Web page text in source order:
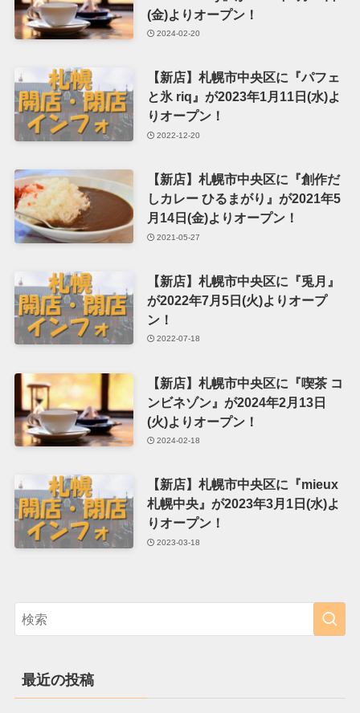
(金)よりオープン！
2024-02-20
【新店】札幌市中央区に『パフェ
と氷 riq』が2023年1月11日(水)よ
りオープン！
2022-12-20
【新店】札幌市中央区に『創作だ
しカレー ひるまがり』が2021年5
月14日(金)よりオープン！
2021-05-27
【新店】札幌市中央区に『兎月』
が2022年7月5日(火)よりオープ
ン！
2022-07-18
【新店】札幌市中央区に『喫茶 コ
ンビネゾン』が2024年2月13日
(火)よりオープン！
2024-02-18
【新店】札幌市中央区に『mieux
札幌中央』が2023年3月1日(水)よ
りオープン！
2023-03-18
最近の投稿